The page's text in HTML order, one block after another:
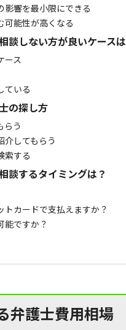
影響を最小限にできる
可能性が高くなる
談しない方が良いケース
ース
ている
の探し方
らう
してもらう
索する
談するタイミングは？
トカードで支払えますか？
能ですか？
弁護士費用相場